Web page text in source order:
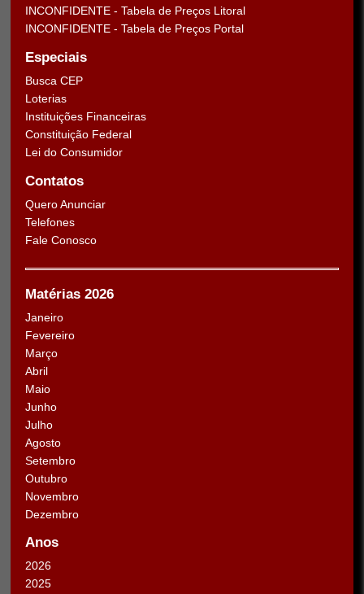
INCONFIDENTE - Tabela de Preços Litoral
INCONFIDENTE - Tabela de Preços Portal
Especiais
Busca CEP
Loterias
Instituições Financeiras
Constituição Federal
Lei do Consumidor
Contatos
Quero Anunciar
Telefones
Fale Conosco
Matérias 2026
Janeiro
Fevereiro
Março
Abril
Maio
Junho
Julho
Agosto
Setembro
Outubro
Novembro
Dezembro
Anos
2026
2025